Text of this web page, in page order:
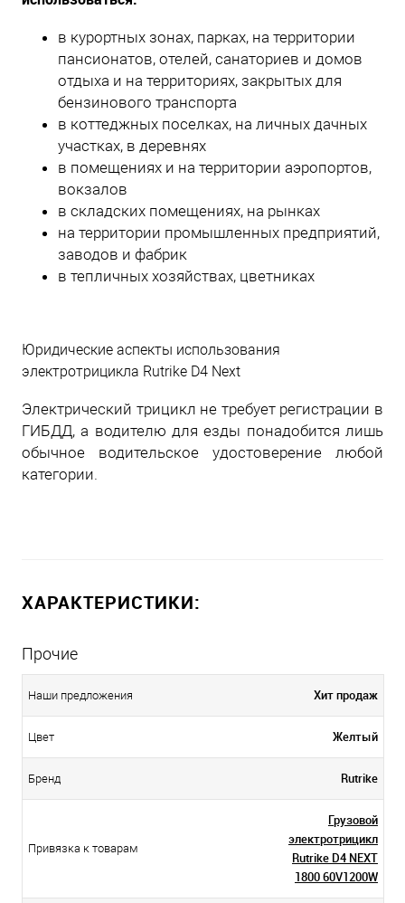
в курортных зонах, парках, на территории
пансионатов, отелей, санаториев и домов
отдыха и на территориях, закрытых для
бензинового транспорта
в коттеджных поселках, на личных дачных
участках, в деревнях
в помещениях и на территории аэропортов,
вокзалов
в складских помещениях, на рынках
на территории промышленных предприятий,
заводов и фабрик
в тепличных хозяйствах, цветниках
Юридические аспекты использования
электротрицикла Rutrike D4 Next
Электрический трицикл не требует регистрации в
ГИБДД, а водителю для езды понадобится лишь
обычное водительское удостоверение любой
категории.
ХАРАКТЕРИСТИКИ:
Прочие
Наши предложения Хит продаж
Цвет Желтый
Бренд Rutrike
Привязка к товарам
Грузовой
электротрицикл
Rutrike D4 NEXT
1800 60V1200W